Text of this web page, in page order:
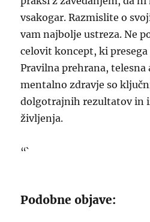
vsakogar. Razmislite o
vam najbolje ustreza. Ne
celovit koncept, ki
Pravilna prehrana,
mentalno zdravje so
dolgotrajnih rezultatov in
življenja.
“`
Podobne objave: